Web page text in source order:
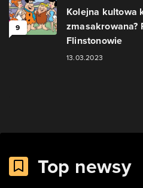
9
Kolejna kultowa
zmasakrowana?
Flinstonowie
13.03.2023
Top newsy